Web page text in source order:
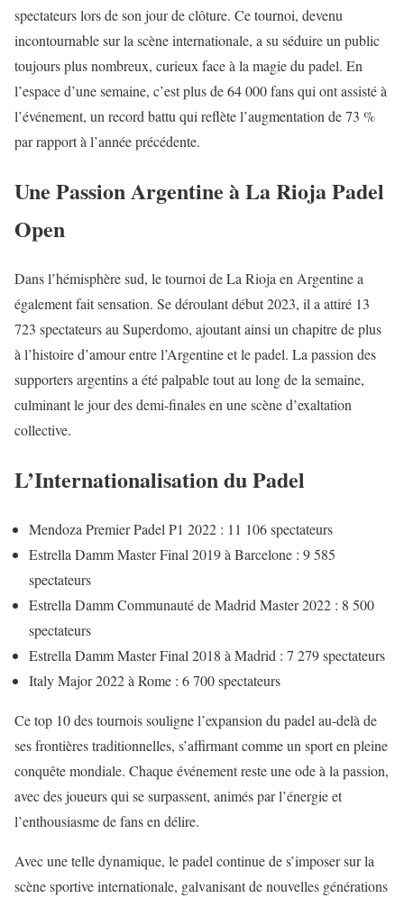
spectateurs lors de son jour de clôture. Ce tournoi, devenu
incontournable sur la scène internationale, a su séduire un public
toujours plus nombreux, curieux face à la magie du padel. En
l’espace d’une semaine, c’est plus de 64 000 fans qui ont assisté à
l’événement, un record battu qui reflète l’augmentation de 73 %
par rapport à l’année précédente.
Une Passion Argentine à La Rioja Padel
Open
Dans l’hémisphère sud, le tournoi de La Rioja en Argentine a
également fait sensation. Se déroulant début 2023, il a attiré 13
723 spectateurs au Superdomo, ajoutant ainsi un chapitre de plus
à l’histoire d’amour entre l’Argentine et le padel. La passion des
supporters argentins a été palpable tout au long de la semaine,
culminant le jour des demi-finales en une scène d’exaltation
collective.
L’Internationalisation du Padel
Mendoza Premier Padel P1 2022 : 11 106 spectateurs
Estrella Damm Master Final 2019 à Barcelone : 9 585
spectateurs
Estrella Damm Communauté de Madrid Master 2022 : 8 500
spectateurs
Estrella Damm Master Final 2018 à Madrid : 7 279 spectateurs
Italy Major 2022 à Rome : 6 700 spectateurs
Ce top 10 des tournois souligne l’expansion du padel au-delà de
ses frontières traditionnelles, s’affirmant comme un sport en pleine
conquête mondiale. Chaque événement reste une ode à la passion,
avec des joueurs qui se surpassent, animés par l’énergie et
l’enthousiasme de fans en délire.
Avec une telle dynamique, le padel continue de s’imposer sur la
scène sportive internationale, galvanisant de nouvelles générations